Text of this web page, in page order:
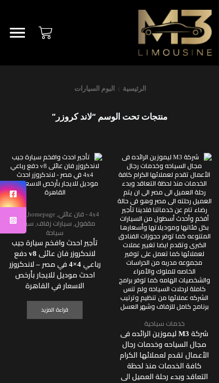
الرئيسية البوم السيارات
منتجات تحت الوسم “لاند كروزر”
خدمات سياحية
شركة M3 ليموزين الرائده فى
مجال السياحه وخدمات رجال
الأعمال تقدم لعملائها الكرام
كافة الخدمات منذ لحظة
التعاقد وبدء رحلة العميل الى
4x4 - فان عائلي ,
homepage
,
مقفول, سيارات زفاف, سيارات
سياحة
تأجير احدث وافخم سيارة جيب
لاندكروزر فان عائلى v8 دفع
رباعي 4×4 في مصر – لاندكروزر
احدث موديل للايجار بأرخص
الاسعار في القاهرة
قراءة المزيد